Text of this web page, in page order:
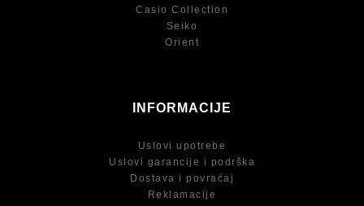
Casio Collection
Seiko
Orient
INFORMACIJE
Uslovi upotrebe
Uslovi garancije i podrška
Dostava i povraćaj
Reklamacije